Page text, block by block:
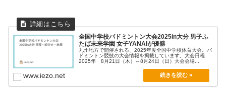
全国中学校バドミントン大会2025in大分 男子ふ
たば未来学園 女子YANAIが優勝
九州地方で開催される、2025年度全国中学校体育大会。バ
ドミントン競技の大会情報を掲載しています。大会日程
2025年 8月21日（木）～8月24日（日）大会会場...
www.iezo.net